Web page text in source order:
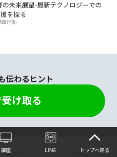
の未来展望-最新テクノロジーでの
を探る
題行動
伝わるヒント
け取る
室 子育てセミナー 和歌山県 子育て教
講座 LINE トップへ戻る